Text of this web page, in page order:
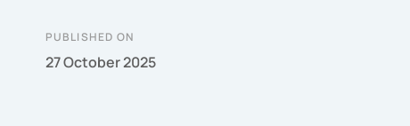
PUBLISHED ON
27 October 2025